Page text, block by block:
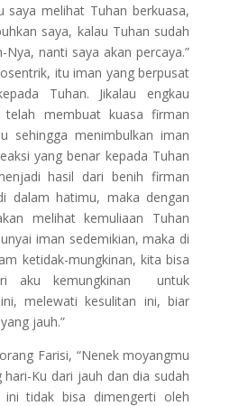
saya melihat Tuhan berkuasa,
saya, kalau Tuhan sudah
nanti saya akan percaya.”
itu iman yang berpusat
Tuhan. Jikalau engkau
telah membuat kuasa firman
sehingga menimbulkan iman
yang benar kepada Tuhan
hasil dari benih firman
dalam hatimu, maka dengan
melihat kemuliaan Tuhan
iman sedemikian, maka di
ketidak-mungkinan, kita bisa
aku kemungkinan untuk
melewati kesulitan ini, biar
jauh.”
Farisi, “Nenek moyangmu
Ku dari jauh dan dia sudah
tidak bisa dimengerti oleh